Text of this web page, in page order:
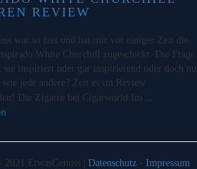
REVIEW
war so frei und hat mir vor einiger Zeit die
White Churchill zugeschickt. Die Frage
sie inspiriert oder gar inspirierend oder doch
jede andere? Zeit es im Review
Die Zigarre bei Cigarworld Im …
EtwasGenuss | Datenschutz - Impressum